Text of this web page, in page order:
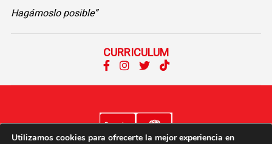
Hagámoslo posible”
CURRICULUM
Utilizamos cookies para ofrecerte la mejor experiencia en